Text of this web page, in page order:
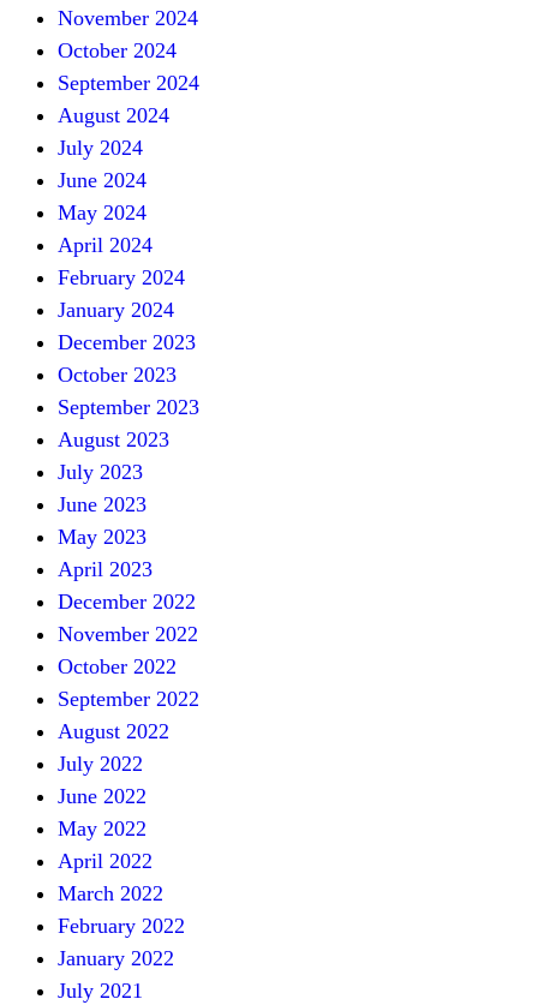
November 2024
October 2024
September 2024
August 2024
July 2024
June 2024
May 2024
April 2024
February 2024
January 2024
December 2023
October 2023
September 2023
August 2023
July 2023
June 2023
May 2023
April 2023
December 2022
November 2022
October 2022
September 2022
August 2022
July 2022
June 2022
May 2022
April 2022
March 2022
February 2022
January 2022
July 2021